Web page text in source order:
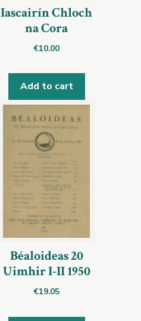
Iascairín Chloch
na Cora
€10.00
Add to cart
Béaloideas 20
Uimhir I-II 1950
€19.05